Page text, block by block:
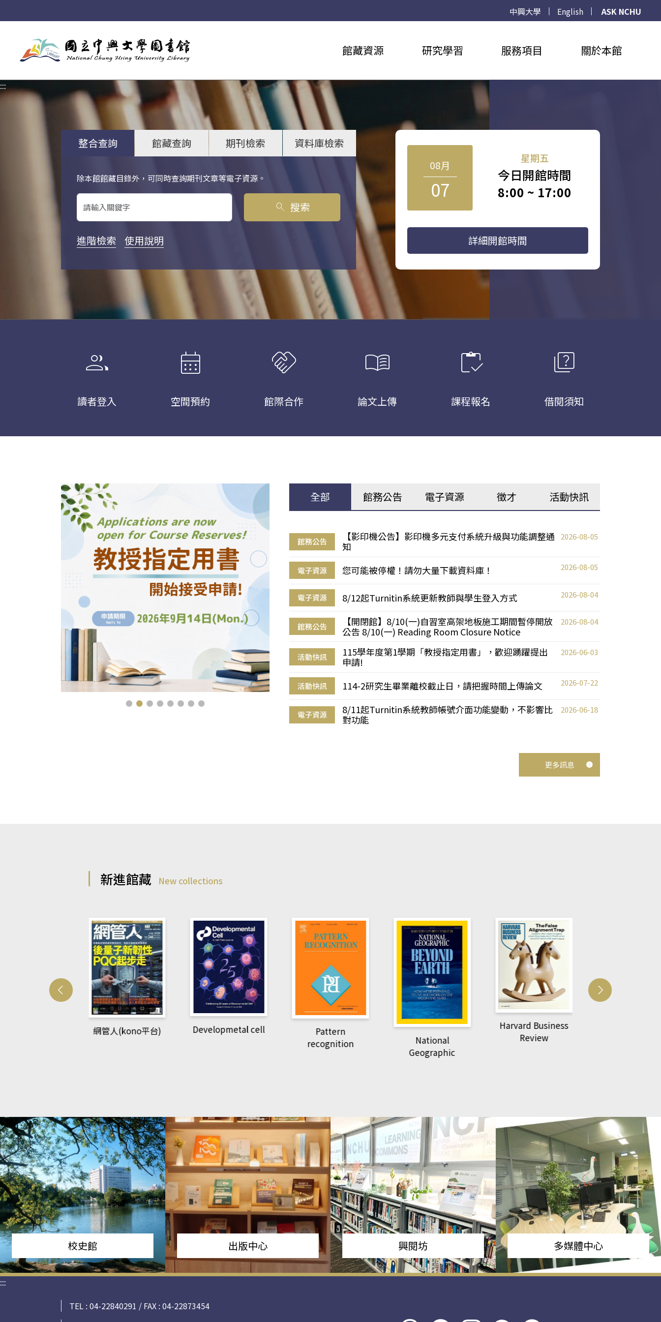
中興大學 English
ASK NCHU
館藏資源 研究學習 服務項目 關於本館
:::
整合查詢 館藏查詢 期刊檢索 資料庫檢索
除本館館藏目錄外，可同時查詢期刊文章等電子資源。
關鍵字搜尋
search 搜索
進階檢索 使用說明
08月
07
星期五
今日開館時間
8:00 ~ 17:00
詳細開館時間
group
讀者登入
calendar_month
空間預約
handshake
館際合作
menu_book
論文上傳
inventory
課程報名
quiz
借閱須知
全部 館務公告 電子資源 徵才 活動快訊
館務公告
【影印機公告】影印機多元支付系統升級與功能調整通
知
2026-08-05
電子資源 您可能被停權！請勿大量下載資料庫！ 2026-08-05
電子資源 8/12起Turnitin系統更新教師與學生登入方式 2026-08-04
館務公告
【開閉館】8/10(一)自習室高架地板施工期間暫停開放
公告 8/10(一) Reading Room Closure Notice
2026-08-04
活動快訊
115學年度第1學期「教授指定用書」，歡迎踴躍提出
申請!
2026-06-03
活動快訊 114-2研究生畢業離校截止日，請把握時間上傳論文 2026-07-22
電子資源
8/11起Turnitin系統教師帳號介面功能變動，不影響比
對功能
2026-06-18
更多訊息
新進館藏 New collections
網管人(kono平台) Developmetal cell
Pattern
recognition
National
Geographic
Harvard Business
Review
校史館 出版中心 興閱坊 多媒體中心
:::
TEL : 04-22840291 / FAX : 04-22873454